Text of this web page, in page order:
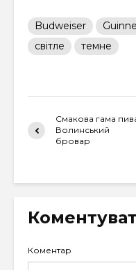
Budweiser
світле
темне
Смакова гама
Волинський
бровар
Коментар